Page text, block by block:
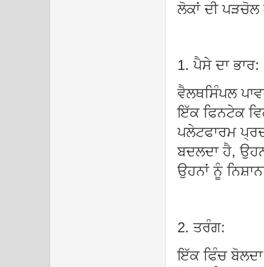
ਲੋਕਾਂ ਦੀ ਪੜਚੋਲ
1. ਪੈਸੇ ਦਾ ਭਾਰ:
ਵੈਲਥਸਿੰਪਲ
ਇੱਕ ਫਿਨਟੇਕ
ਪਲੇਟਫਾਰਮ
ਬਦਲਦਾ ਹੈ,
ਉਹਨਾਂ ਨੂੰ
2. ਤਰੰਗ:
ਇੱਕ ਫਿੰਚ